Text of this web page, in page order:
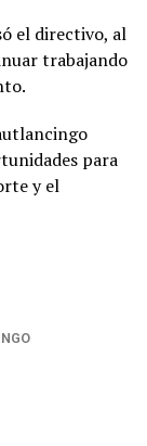
el directivo, al
trabajando
para
y el